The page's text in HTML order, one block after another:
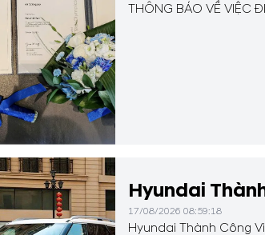
THÔNG BÁO VỀ VIỆC
Hyundai
17/08/2026 08:59:18
Hyundai Thành Công